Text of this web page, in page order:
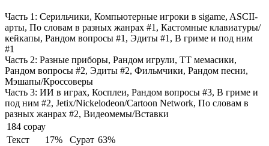
Часть 1: Серильчики, Компьютерные игроки в sigame, ASCII-
арты, По словам в разных жанрах #1, Кастомные клавиатуры/
кейкапы, Рандом вопросы #1, Эдиты #1, В гриме и под ним
#1
Часть 2: Разные приборы, Рандом игрули, ТТ мемасики,
Рандом вопросы #2, Эдиты #2, Фильмчики, Рандом песни,
Мэшапы/Кроссоверы
Часть 3: ИИ в играх, Косплеи, Рандом вопросы #3, В гриме и
под ним #2, Jetix/Nickelodeon/Cartoon Network, По словам в
разных жанрах #2, Видеомемы/Вставки
184 сорау
Текст
17% Сурәт 63%